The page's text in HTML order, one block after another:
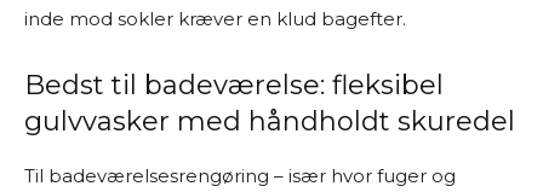
inde mod sokler kræver en klud bagefter.
Bedst til badeværelse: fleksibel
gulvvasker med håndholdt skuredel
Til badeværelsesrengøring – især hvor fuger og